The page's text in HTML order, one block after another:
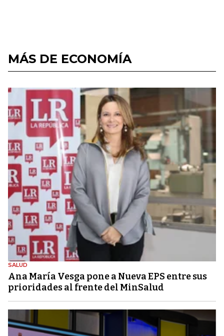
MÁS DE ECONOMÍA
SALUD
Ana María Vesga pone a Nueva EPS entre sus
prioridades al frente del MinSalud